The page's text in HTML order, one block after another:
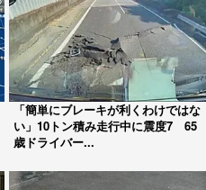
「簡単にブレーキが利くわけではな
い」10トン積み走行中に震度7 65
歳ドライバー...